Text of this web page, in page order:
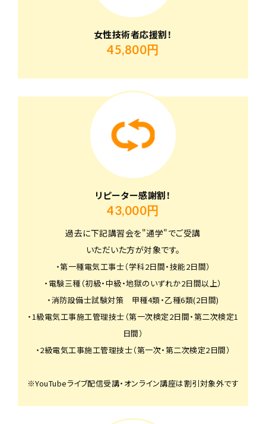
女性技術者応援割！
45,800円
リピーター感謝割！
43,000円
過去に下記講習会を"通学"でご受講
いただいた方が対象です。
・第一種電気工事士（学科2日間・技能2日間）
・電験三種（初級・中級・地獄のいずれか2日間以上）
・消防設備士試験対策 甲種4類・乙種6類(2日間)
・1級電気工事施工管理技士（第一次検定2日間・第二次検定1
日間）
・2級電気工事施工管理技士（第一次・第二次検定2日間）
※YouTubeライブ配信受講・オンライン講座は割引対象外です